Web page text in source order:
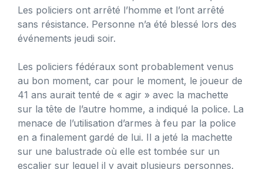
Les policiers ont arrêté l’homme et l’ont arrêté
sans résistance. Personne n’a été blessé lors des
événements jeudi soir.
Les policiers fédéraux sont probablement venus
au bon moment, car pour le moment, le joueur de
41 ans aurait tenté de « agir » avec la machette
sur la tête de l’autre homme, a indiqué la police. La
menace de l’utilisation d’armes à feu par la police
en a finalement gardé de lui. Il a jeté la machette
sur une balustrade où elle est tombée sur un
escalier sur lequel il y avait plusieurs personnes.